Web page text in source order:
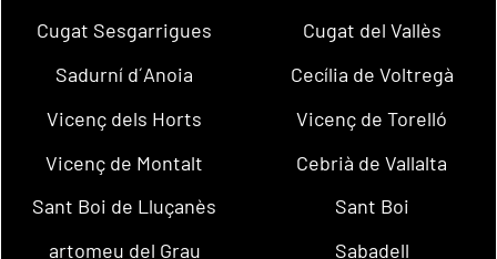
Cugat Sesgarrigues
Cugat del Vallès
Sadurní d´Anoia
Cecília de Voltregà
Vicenç dels Horts
Vicenç de Torelló
Vicenç de Montalt
Cebrià de Vallalta
Sant Boi de Lluçanès
Sant Boi
artomeu del Grau
Sabadell